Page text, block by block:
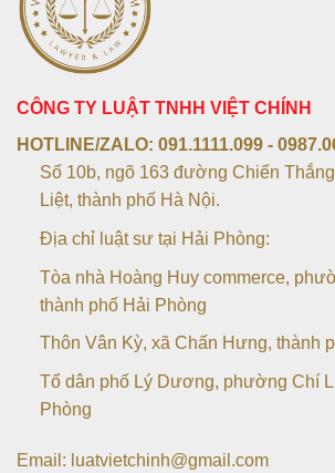
CÔNG TY LUẬT TNHH VIỆT CHÍNH
HOTLINE/ZALO: 091.1111.099 -
Số 10b, ngõ 163 đường Chiến
Liệt, thành phố Hà Nội.
Địa chỉ luật sư tại Hải Phòng:
Tòa nhà Hoàng Huy commerce,
thành phố Hải Phòng
Thôn Vân Kỳ, xã Chấn Hưng, thành
Tổ dân phố Lý Dương, phường Chí
Phòng
Email: luatvietchinh@gmail.com